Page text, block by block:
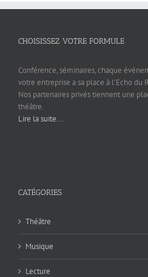
CHOISISSEZ VOTRE FORMULE
Conférence, séminaires, chaque
votre entreprise a sa place à l’Echo du
Nos partenaires privés tiennent une
théâtre.
Lire la suite...
CATÉGORIES
Théâtre
Musique
Lecture